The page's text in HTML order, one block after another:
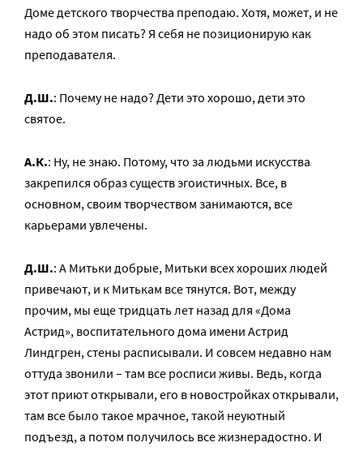
Доме детского творчества преподаю. Хотя, может, и не
надо об этом писать? Я себя не позиционирую как
преподавателя.
Д.Ш.: Почему не надо? Дети это хорошо, дети это
святое.
А.К.: Ну, не знаю. Потому, что за людьми искусства
закрепился образ существ эгоистичных. Все, в
основном, своим творчеством занимаются, все
карьерами увлечены.
Д.Ш.: А Митьки добрые, Митьки всех хороших людей
привечают, и к Митькам все тянутся. Вот, между
прочим, мы еще тридцать лет назад для «Дома
Астрид», воспитательного дома имени Астрид
Линдгрен, стены расписывали. И совсем недавно нам
оттуда звонили – там все росписи живы. Ведь, когда
этот приют открывали, его в новостройках открывали,
там все было такое мрачное, такой неуютный
подъезд, а потом получилось все жизнерадостно. И